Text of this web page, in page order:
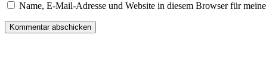
Name, E-Mail-Adresse und Website in diesem Browser für